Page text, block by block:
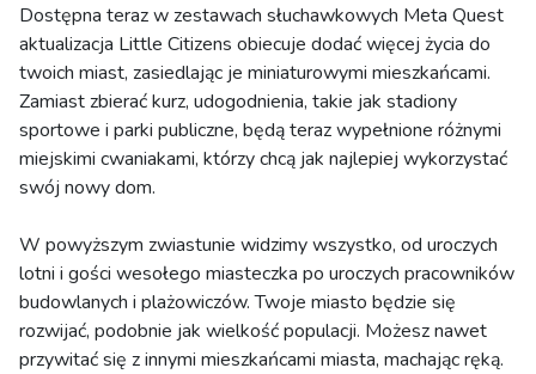
Dostępna teraz w zestawach słuchawkowych Meta Quest
aktualizacja Little Citizens obiecuje dodać więcej życia do
twoich miast, zasiedlając je miniaturowymi mieszkańcami.
Zamiast zbierać kurz, udogodnienia, takie jak stadiony
sportowe i parki publiczne, będą teraz wypełnione różnymi
miejskimi cwaniakami, którzy chcą jak najlepiej wykorzystać
swój nowy dom.
W powyższym zwiastunie widzimy wszystko, od uroczych
lotni i gości wesołego miasteczka po uroczych pracowników
budowlanych i plażowiczów. Twoje miasto będzie się
rozwijać, podobnie jak wielkość populacji. Możesz nawet
przywitać się z innymi mieszkańcami miasta, machając ręką.